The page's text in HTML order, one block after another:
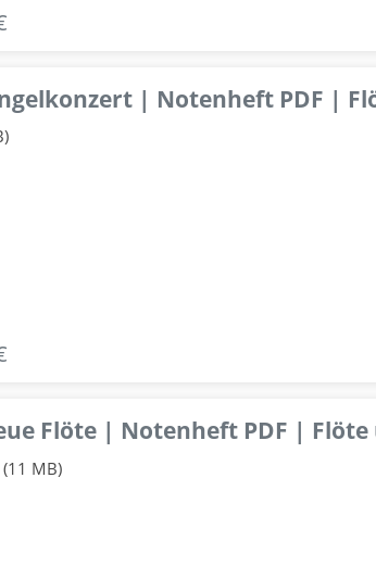
| Notenheft PDF |
Flöte | Notenheft PDF |
MB)